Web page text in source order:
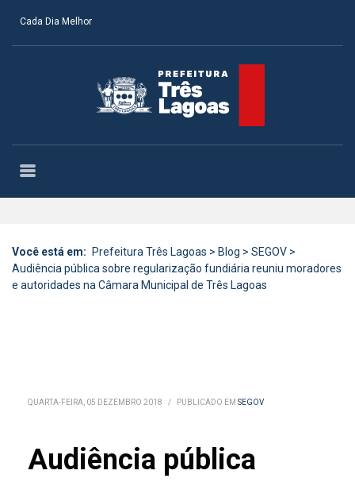
Cada Dia Melhor
Você está em: Prefeitura Três Lagoas > Blog > SEGOV >
Audiência pública sobre regularização fundiária reuniu moradores
e autoridades na Câmara Municipal de Três Lagoas
QUARTA-FEIRA, 05 DEZEMBRO 2018 / PUBLICADO EM SEGOV
Audiência pública